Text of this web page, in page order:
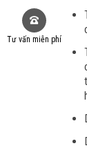
Tư vấn miễn phí